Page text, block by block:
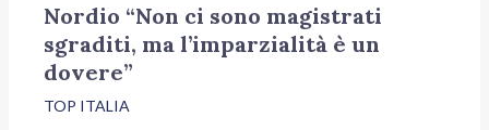
Nordio “Non ci sono magistrati
sgraditi, ma l’imparzialità è un
dovere”
TOP ITALIA